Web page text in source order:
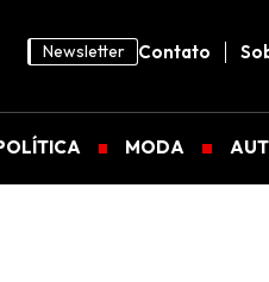
Newsletter Contato
MODA